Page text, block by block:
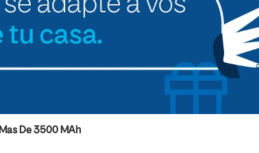
Mas De 3500 MAh